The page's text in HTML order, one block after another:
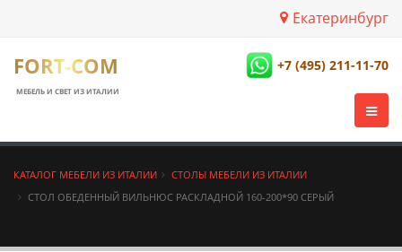
Екатеринбург
FORT-COM
МЕБЕЛЬ И СВЕТ ИЗ ИТАЛИИ
+7 (495) 211-11-70
КАТАЛОГ МЕБЕЛИ ИЗ ИТАЛИИ
СТОЛЫ МЕБЕЛИ ИЗ ИТАЛИИ
СТОЛ ОБЕДЕННЫЙ ВИЛЬНЮС РАСКЛАДНОЙ 160-200*90 СЕРЫЙ